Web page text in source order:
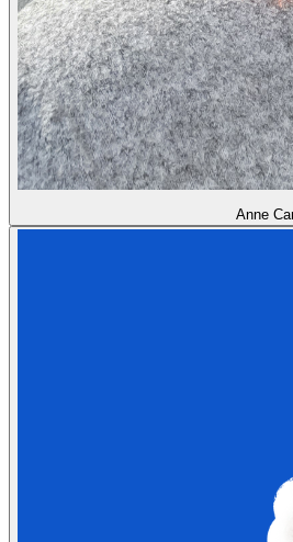
Anne